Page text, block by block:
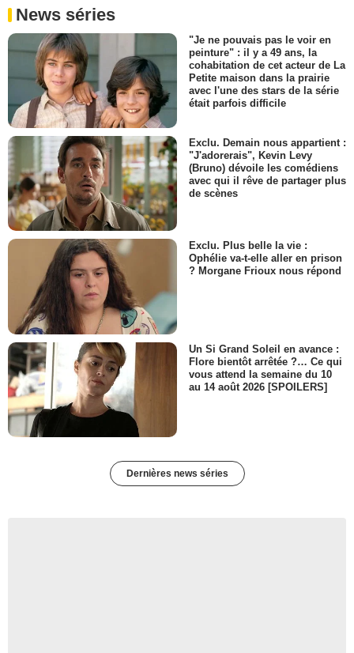
News séries
"Je ne pouvais pas le voir en
peinture" : il y a 49 ans, la
cohabitation de cet acteur de La
Petite maison dans la prairie
avec l'une des stars de la série
était parfois difficile
Exclu. Demain nous appartient :
"J'adorerais", Kevin Levy
(Bruno) dévoile les comédiens
avec qui il rêve de partager plus
de scènes
Exclu. Plus belle la vie :
Ophélie va-t-elle aller en prison
? Morgane Frioux nous répond
Un Si Grand Soleil en avance :
Flore bientôt arrêtée ?… Ce qui
vous attend la semaine du 10
au 14 août 2026 [SPOILERS]
Dernières news séries